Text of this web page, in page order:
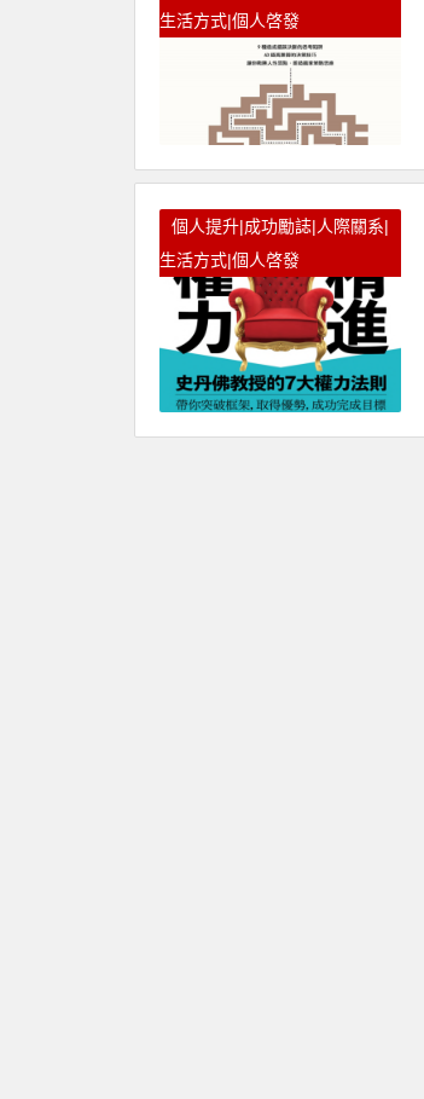
生活方式|個人啓發
個人提升|成功勵誌|人際關系|
生活方式|個人啓發